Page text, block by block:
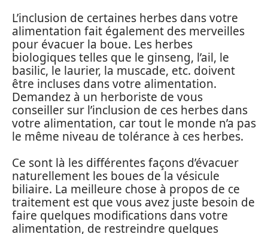
L’inclusion de certaines herbes dans votre
alimentation fait également des merveilles
pour évacuer la boue. Les herbes
biologiques telles que le ginseng, l’ail, le
basilic, le laurier, la muscade, etc. doivent
être incluses dans votre alimentation.
Demandez à un herboriste de vous
conseiller sur l’inclusion de ces herbes dans
votre alimentation, car tout le monde n’a pas
le même niveau de tolérance à ces herbes.
Ce sont là les différentes façons d’évacuer
naturellement les boues de la vésicule
biliaire. La meilleure chose à propos de ce
traitement est que vous avez juste besoin de
faire quelques modifications dans votre
alimentation, de restreindre quelques